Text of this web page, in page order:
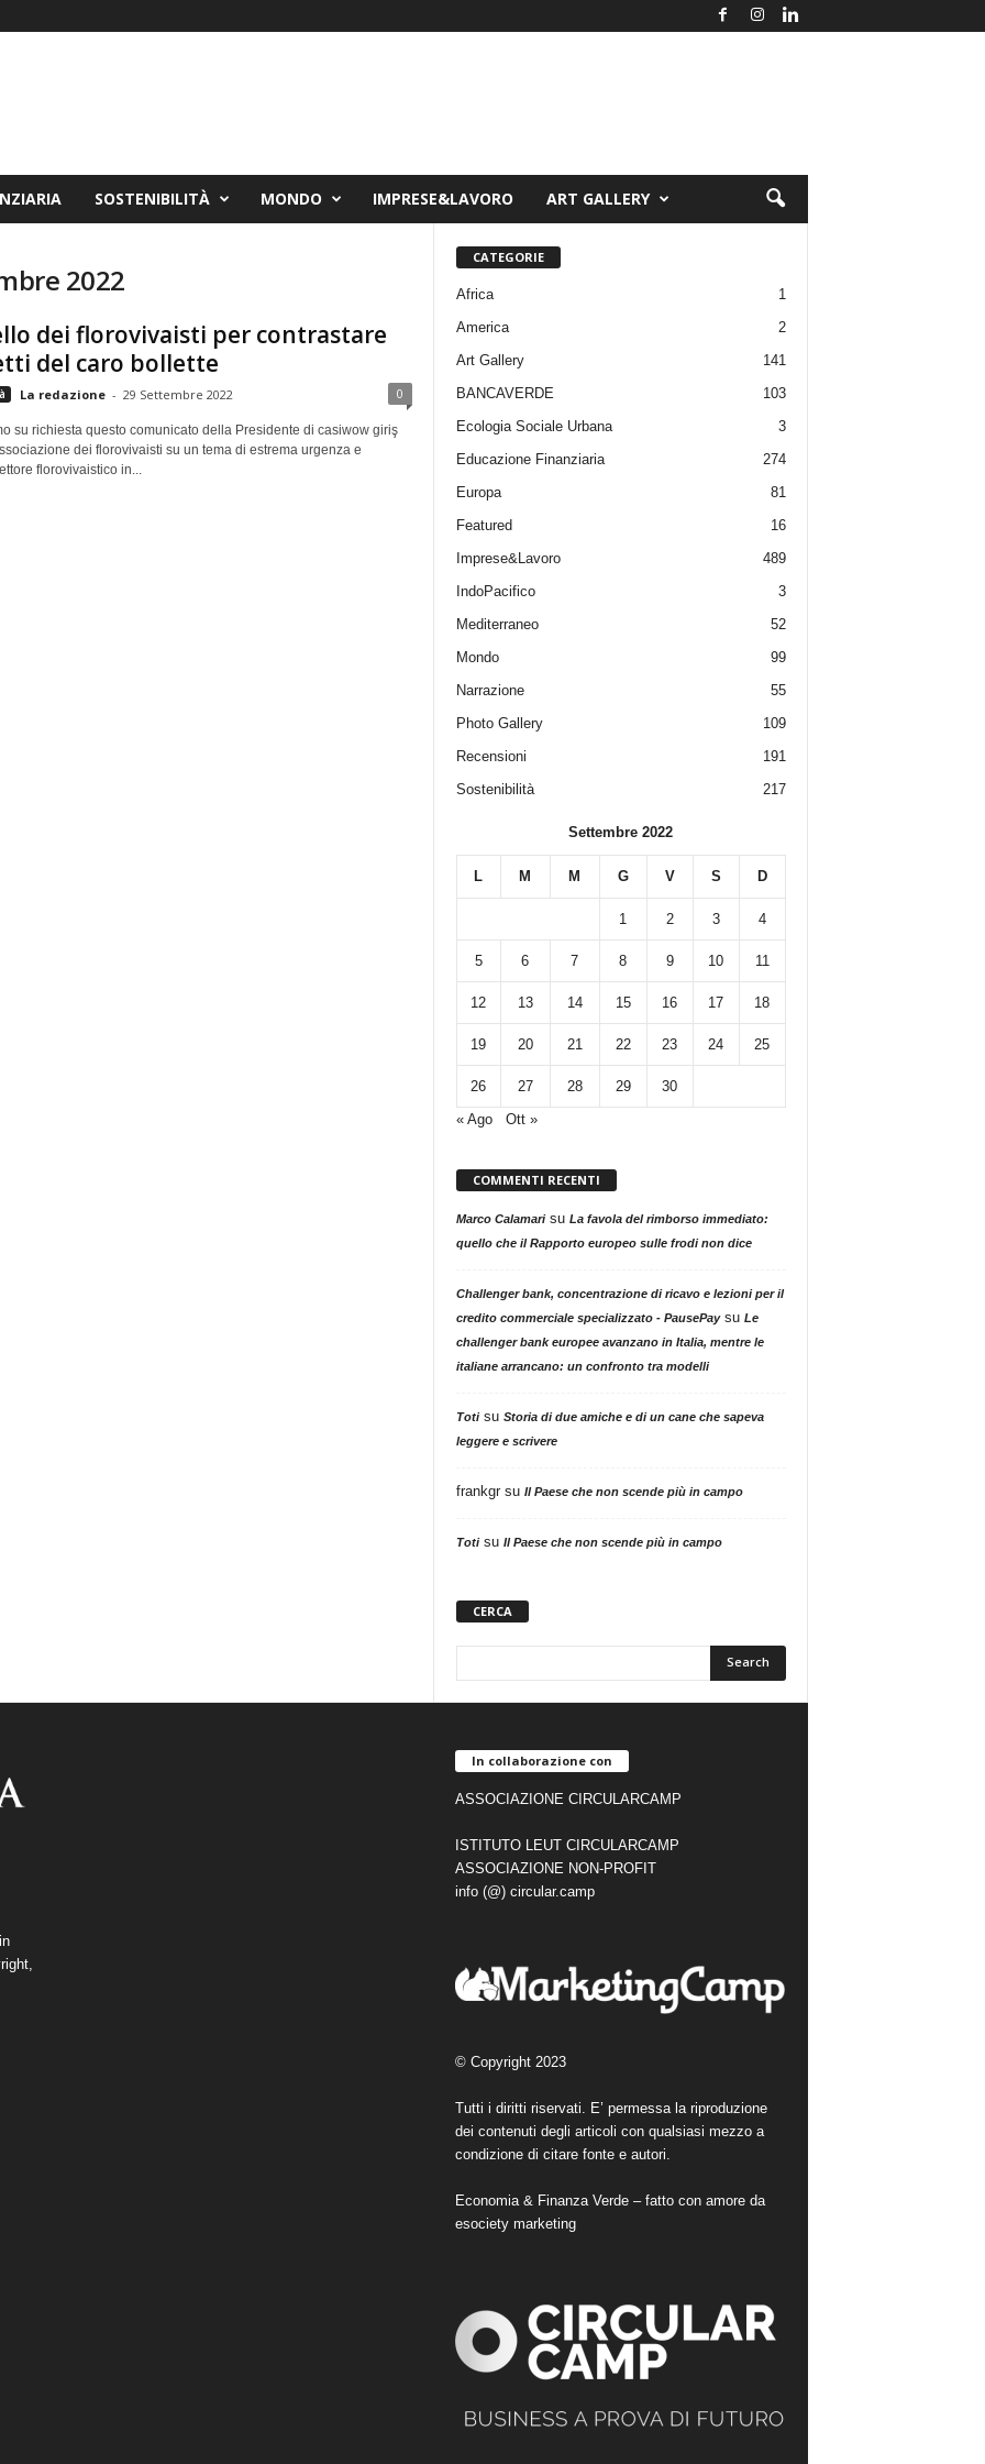
SOSTENIBILITÀ MONDO IMPRESE&LAVORO ART GALLERY
2022
dei florovivaisti per contrastare
del caro bollette
La redazione - 29 Settembre 2022 0
su richiesta questo comunicato della Presidente di casiwow giriş
dei florovivaisti su un tema di estrema urgenza e
florovivaistico in...
CATEGORIE
Africa
1
America
2
Art Gallery
141
BANCAVERDE
103
Ecologia Sociale Urbana
3
Educazione Finanziaria
274
Europa
81
Featured
16
Imprese&Lavoro
489
IndoPacifico
3
Mediterraneo
52
Mondo
99
Narrazione
55
Photo Gallery
109
Recensioni
191
Sostenibilità
217
Settembre 2022
L M M G V S D
1 2 3 4
5 6 7 8 9 10 11
12 13 14 15 16 17 18
19 20 21 22 23 24 25
26 27 28 29
30
« Ago
Ott »
COMMENTI RECENTI
Marco Calamarisu La favola del rimborso immediato:
quello che il Rapporto europeo sulle frodi non dice
Challenger bank, concentrazione di ricavo e lezioni per il
credito commerciale specializzato - PausePaysu Le
challenger bank europee avanzano in Italia, mentre le
italiane arrancano: un confronto tra modelli
Totisu Storia di due amiche e di un cane che sapeva
leggere e scrivere
frankgrsu Il Paese che non scende più in campo
Totisu Il Paese che non scende più in campo
CERCA
In collaborazione con
ASSOCIAZIONE CIRCULARCAMP
ISTITUTO LEUT CIRCULARCAMP
ASSOCIAZIONE NON-PROFIT
info (@) circular.camp
© Copyright 2023
Tutti i diritti riservati. E’ permessa la riproduzione
dei contenuti degli articoli con qualsiasi mezzo a
condizione di citare fonte e autori.
Economia & Finanza Verde – fatto con amore da
esociety marketing